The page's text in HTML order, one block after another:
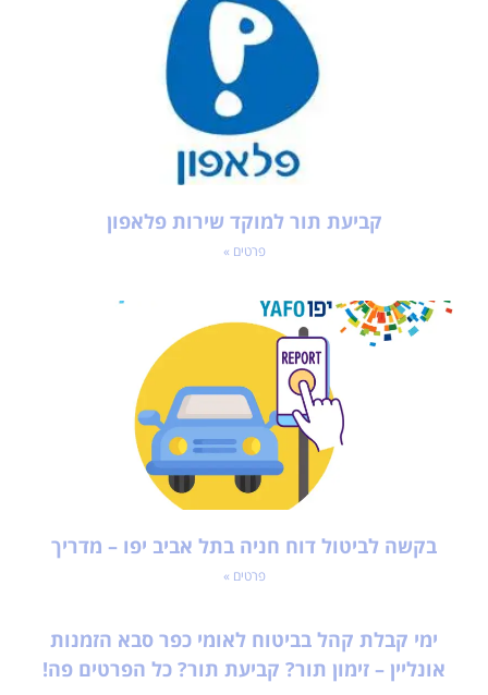
קביעת תור למוקד שירות פלאפון
פרטים »
בקשה לביטול דוח חניה בתל אביב יפו – מדריך
פרטים »
ימי קבלת קהל בביטוח לאומי כפר סבא הזמנות
אונליין – זימון תור? קביעת תור? כל הפרטים פה!